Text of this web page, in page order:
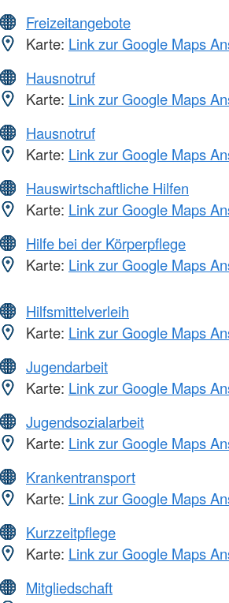
Freizeitangebote
Karte: Link zur Google Maps
Hausnotruf
Karte: Link zur Google Maps
Hausnotruf
Karte: Link zur Google Maps
Hauswirtschaftliche Hilfen
Karte: Link zur Google Maps
Hilfe bei der Körperpflege
Karte: Link zur Google Maps
Hilfsmittelverleih
Karte: Link zur Google Maps
Jugendarbeit
Karte: Link zur Google Maps
Jugendsozialarbeit
Karte: Link zur Google Maps
Krankentransport
Karte: Link zur Google Maps
Kurzzeitpflege
Karte: Link zur Google Maps
Mitgliedschaft